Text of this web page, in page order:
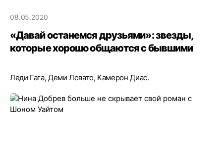
08.05.2020
«Давай останемся друзьями»: звезды,
которые хорошо общаются с бывшими
Леди Гага, Деми Ловато, Камерон Диас.